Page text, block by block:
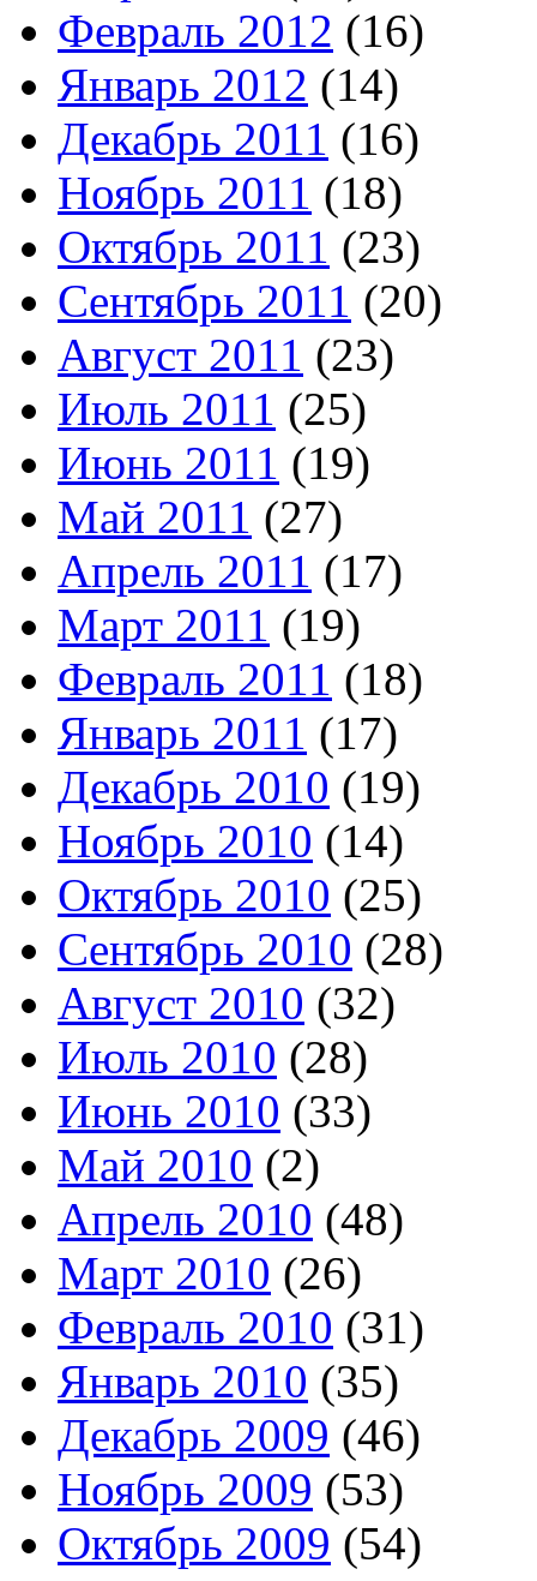
Февраль 2012 (16)
Январь 2012 (14)
Декабрь 2011 (16)
Ноябрь 2011 (18)
Октябрь 2011 (23)
Сентябрь 2011 (20)
Август 2011 (23)
Июль 2011 (25)
Июнь 2011 (19)
Май 2011 (27)
Апрель 2011 (17)
Март 2011 (19)
Февраль 2011 (18)
Январь 2011 (17)
Декабрь 2010 (19)
Ноябрь 2010 (14)
Октябрь 2010 (25)
Сентябрь 2010 (28)
Август 2010 (32)
Июль 2010 (28)
Июнь 2010 (33)
Май 2010 (2)
Апрель 2010 (48)
Март 2010 (26)
Февраль 2010 (31)
Январь 2010 (35)
Декабрь 2009 (46)
Ноябрь 2009 (53)
Октябрь 2009 (54)